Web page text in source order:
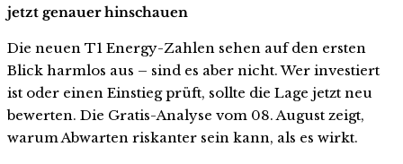
jetzt genauer hinschauen
Die neuen T1 Energy-Zahlen sehen auf den ersten
Blick harmlos aus – sind es aber nicht. Wer investiert
ist oder einen Einstieg prüft, sollte die Lage jetzt neu
bewerten. Die Gratis-Analyse vom 08. August zeigt,
warum Abwarten riskanter sein kann, als es wirkt.